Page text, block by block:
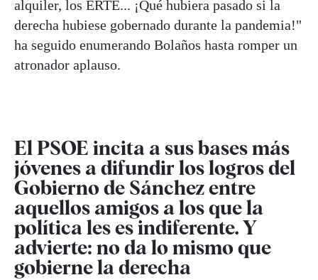
alquiler, los ERTE... ¡Qué hubiera pasado si la
derecha hubiese gobernado durante la pandemia!"
ha seguido enumerando Bolaños hasta romper un
atronador aplauso.
El PSOE incita a sus bases más
jóvenes a difundir los logros del
Gobierno de Sánchez entre
aquellos amigos a los que la
política les es indiferente. Y
advierte: no da lo mismo que
gobierne la derecha